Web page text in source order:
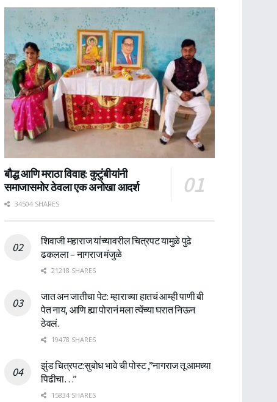
बौद्ध आणि मराठा विवाह: कुटुंबीयांनी
समाजासमोर ठेवला एक अनोखा आदर्श
34504 SHARES
शिवाजी महाराज यांच्यावरील चित्रपट यामुळे पुढे
ढकलला – नागराज मंजुळे
21218 SHARES
जात अन जातीचा पेट: म्हाराच्या हातचं आम्ही पाणी बी
पेत नाय, आणि ह्या पोरानं मला त्येंच्या घरात निऊन
ठेवलं.
19478 SHARES
झुंड चित्रपट:सुबोध भावे ची पोस्ट ,”नागराज तू आमच्या
पिढीचा…”
15834 SHARES